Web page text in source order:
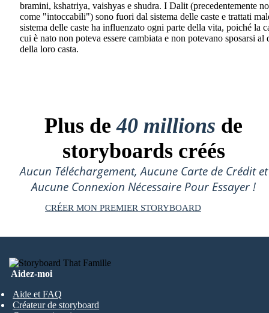
bramini, kshatriya, vaishyas e shudra. I Dalit (precedentemente
come "intoccabili") sono fuori dal sistema delle caste e trattati
sistema delle caste ha influenzato ogni parte della vita, poiché la
cui è nato non poteva essere cambiata e non potevano sposarsi al
della loro casta.
Plus de40 millions de
storyboards créés
Aucun Téléchargement, Aucune Carte de Crédit et
Aucune Connexion Nécessaire Pour Essayer !
CRÉER MON PREMIER STORYBOARD
Aidez-moi
Aide et FAQ
Créateur de storyboard